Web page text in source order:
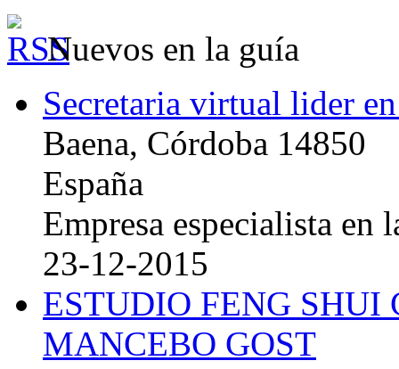
Nuevos en la guía
Secretaria virtual lider
Baena, Córdoba 14850
España
Empresa especialista en
23-12-2015
ESTUDIO FENG
MANCEBO GOST